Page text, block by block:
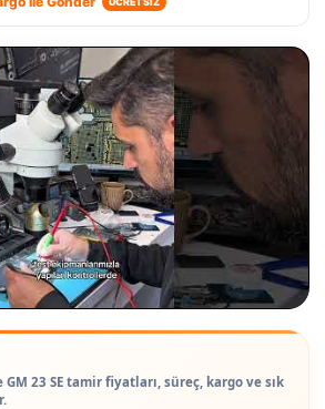
23 SE tamir fiyatları, süreç, kargo ve sık